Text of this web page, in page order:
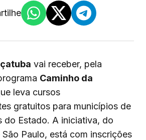
vai receber, pela
Caminho da
leva cursos
gratuitos para municípios de
do Estado. A iniciativa, do
São Paulo, está com inscrições